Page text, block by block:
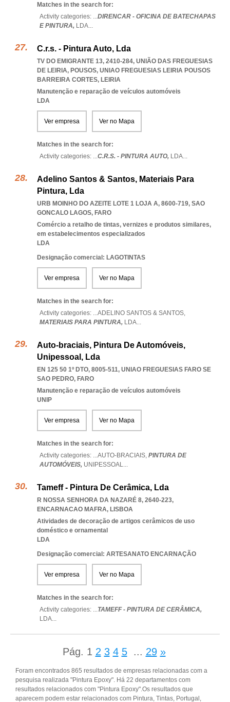
Matches in the search for:
Activity categories: ...DIRENCAR - OFICINA DE BATECHAPAS
E PINTURA, LDA...
C.r.s. - Pintura Auto, Lda
TV DO EMIGRANTE 13, 2410-284, UNIÃO DAS FREGUESIAS
DE LEIRIA, POUSOS, UNIAO FREGUESIAS LEIRIA POUSOS
BARREIRA CORTES, LEIRIA
Manutenção e reparação de veículos automóveis
LDA
Ver empresa Ver no Mapa
Matches in the search for:
Activity categories: ...C.R.S. - PINTURA AUTO, LDA...
Adelino Santos & Santos, Materiais Para
Pintura, Lda
URB MOINHO DO AZEITE LOTE 1 LOJA A, 8600-719, SAO
GONCALO LAGOS, FARO
Comércio a retalho de tintas, vernizes e produtos similares,
em estabelecimentos especializados
LDA
Designação comercial: LAGOTINTAS
Ver empresa Ver no Mapa
Matches in the search for:
Activity categories: ...ADELINO SANTOS & SANTOS,
MATERIAIS PARA PINTURA, LDA...
Auto-braciais, Pintura De Automóveis,
Unipessoal, Lda
EN 125 50 1º DTO, 8005-511, UNIAO FREGUESIAS FARO SE
SAO PEDRO, FARO
Manutenção e reparação de veículos automóveis
UNIP
Ver empresa Ver no Mapa
Matches in the search for:
Activity categories: ...AUTO-BRACIAIS, PINTURA DE
AUTOMÓVEIS, UNIPESSOAL...
Tameff - Pintura De Cerâmica, Lda
R NOSSA SENHORA DA NAZARÉ 8, 2640-223,
ENCARNACAO MAFRA, LISBOA
Atividades de decoração de artigos cerâmicos de uso
doméstico e ornamental
LDA
Designação comercial: ARTESANATO ENCARNAÇÃO
Ver empresa Ver no Mapa
Matches in the search for:
Activity categories: ...TAMEFF - PINTURA DE CERÂMICA,
LDA...
Pág. 1 2 3 4 5 ... 29 »
Foram encontrados 865 resultados de empresas relacionadas com a
pesquisa realizada "Pintura Epoxy". Há 22 departamentos com
resultados relacionados com "Pintura Epoxy".Os resultados que
aparecem podem estar relacionados com Pintura, Tintas, Portugal,